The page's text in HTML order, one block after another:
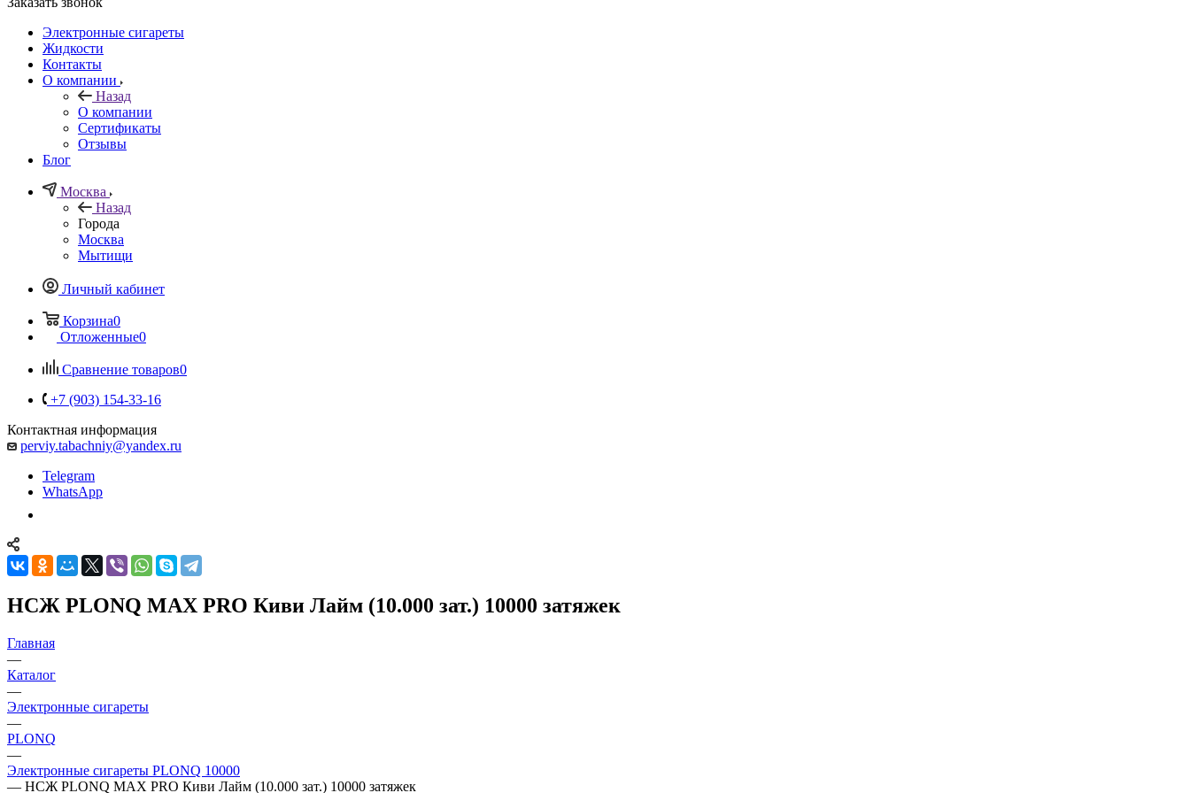
Электронные сигареты
Жидкости
Контакты
О компании
Назад
О компании
Сертификаты
Отзывы
Блог
Москва
Назад
Города
Москва
Мытищи
Личный кабинет
Корзина0
Отложенные0
Сравнение товаров0
+7 (903) 154-33-16
Контактная информация
perviy.tabachniy@yandex.ru
Telegram
WhatsApp
НСЖ PLONQ MAX PRO Киви Лайм (10.000 зат.) 10000 затяжек
Главная
—
Каталог
—
Электронные сигареты
—
PLONQ
—
Электронные сигареты PLONQ 10000
— НСЖ PLONQ MAX PRO Киви Лайм (10.000 зат.) 10000 затяжек